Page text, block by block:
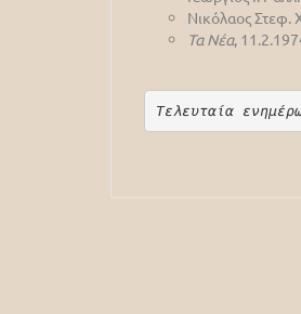
Νικόλαος Στεφ.
Τα Νέα,
Τελευταία